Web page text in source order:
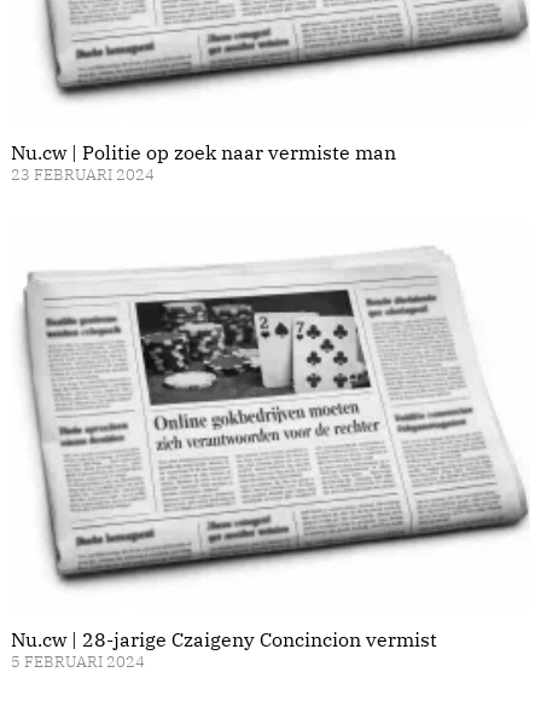
Nu.cw | Politie op zoek naar vermiste man
23 FEBRUARI 2024
Nu.cw | 28-jarige Czaigeny Concincion vermist
5 FEBRUARI 2024